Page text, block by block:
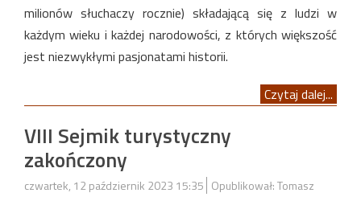
milionów słuchaczy rocznie) składającą się z ludzi w
każdym wieku i każdej narodowości, z których większość
jest niezwykłymi pasjonatami historii.
Czytaj dalej...
VIII Sejmik turystyczny
zakończony
czwartek, 12 październik 2023 15:35 Opublikował: Tomasz